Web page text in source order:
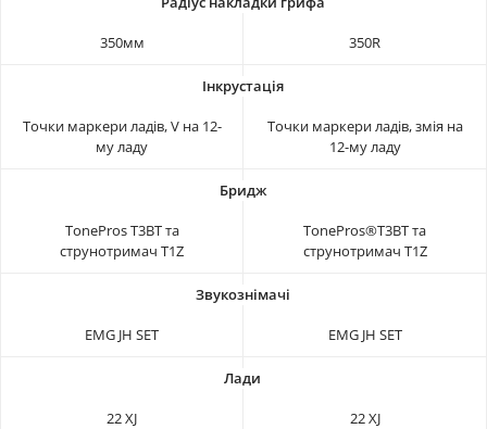
350мм 350R
Точки маркери ладів, V на 12-
му ладу
Точки маркери ладів, змія на
12-му ладу
TonePros T3BT та
струнотримач T1Z
TonePros®T3BT та
струнотримач T1Z
EMG JH SET EMG JH SET
22 XJ 22 XJ